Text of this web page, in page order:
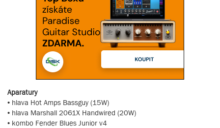
Aparatury
• hlava Hot Amps Bassguy (15W)
• hlava Marshall 2061X Handwired (20W)
• kombo Fender Blues Junior v4